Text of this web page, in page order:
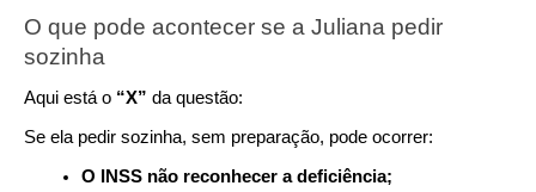
O que pode acontecer se a Juliana pedir
sozinha
Aqui está o “X” da questão:
Se ela pedir sozinha, sem preparação, pode ocorrer:
O INSS não reconhecer a deficiência;